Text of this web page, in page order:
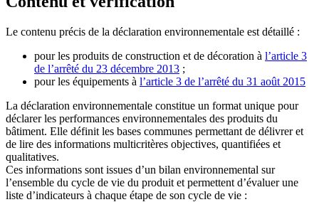
Le contenu précis de la déclaration environnementale est détaillé :
pour les produits de construction et de décoration à l’article 3
de l’arrêté du 23 décembre 2013 ;
pour les équipements à l’article 3 de l’arrêté du 31 août 2015
La déclaration environnementale constitue un format unique pour
déclarer les performances environnementales des produits du
bâtiment. Elle définit les bases communes permettant de délivrer et
de lire des informations multicritères objectives, quantifiées et
qualitatives.
Ces informations sont issues d’un bilan environnemental sur
l’ensemble du cycle de vie du produit et permettent d’évaluer une
liste d’indicateurs à chaque étape de son cycle de vie :